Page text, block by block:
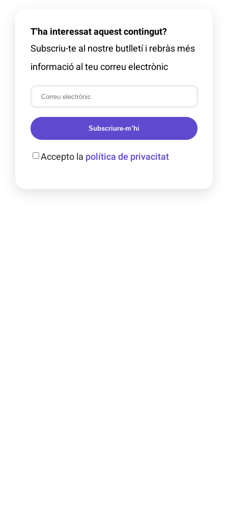
T'ha interessat aquest contingut?
Subscriu-te al nostre butlletí i rebràs més
informació al teu correu electrònic
Subscriure-m’hi
Accepto la política de privacitat